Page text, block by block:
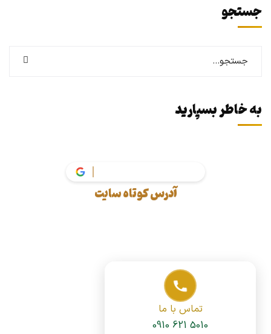
جستجو
به خاطر بسپارید
آدرس کوتاه سایت
تماس با ما
0910 621 5010